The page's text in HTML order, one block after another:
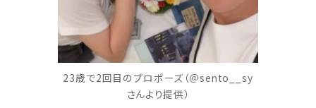
23歳で2回目のプロポーズ（＠sento__sy
さんより提供）